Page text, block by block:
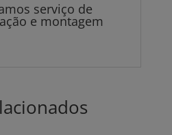
serviço de
e montagem